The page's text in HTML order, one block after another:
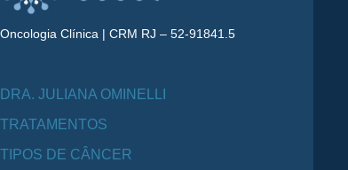
Oncologia Clínica | CRM RJ – 52-91841.5
DRA. JULIANA OMINELLI
TRATAMENTOS
TIPOS DE CÂNCER